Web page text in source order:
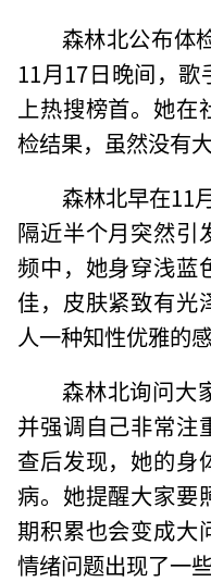
森林北公布体
11月17日晚间，
上热搜榜首。她
检结果，虽然没有
森林北早在11
隔近半个月突然引
频中，她身穿浅蓝
佳，皮肤紧致有光
人一种知性优雅的感
森林北询问大
并强调自己非常注
查后发现，她的身
病。她提醒大家要
期积累也会变成大
情绪问题出现了一